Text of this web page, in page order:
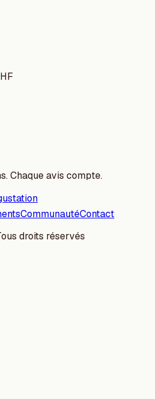
Chaque avis compte.
CommunautéContact
droits réservés